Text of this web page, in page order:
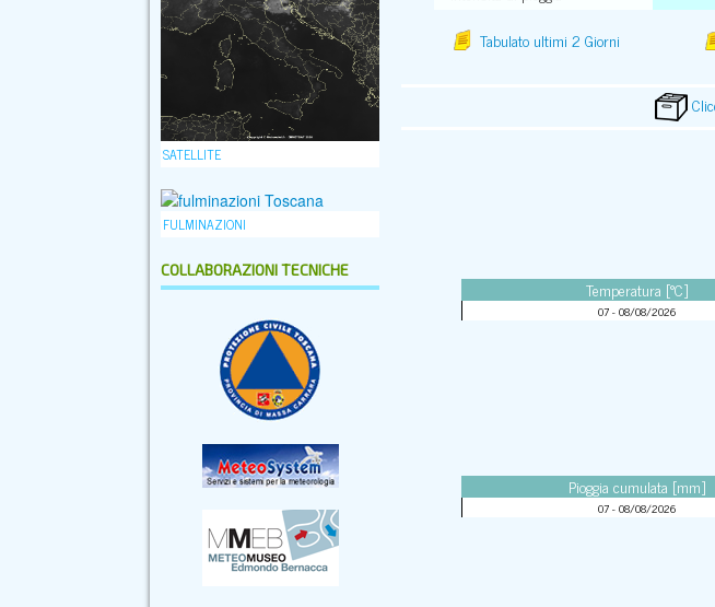
SATELLITE
FULMINAZIONI
COLLABORAZIONI TECNICHE
Tabulato ultimi 2 Giorni
Temperatura [°C]
07 - 08/08/2026
Pioggia cumulata [mm]
07 - 08/08/2026